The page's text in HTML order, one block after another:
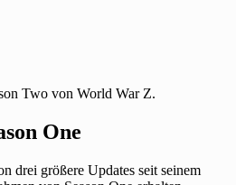
Two von World War Z.
One
drei größere Updates seit seinem